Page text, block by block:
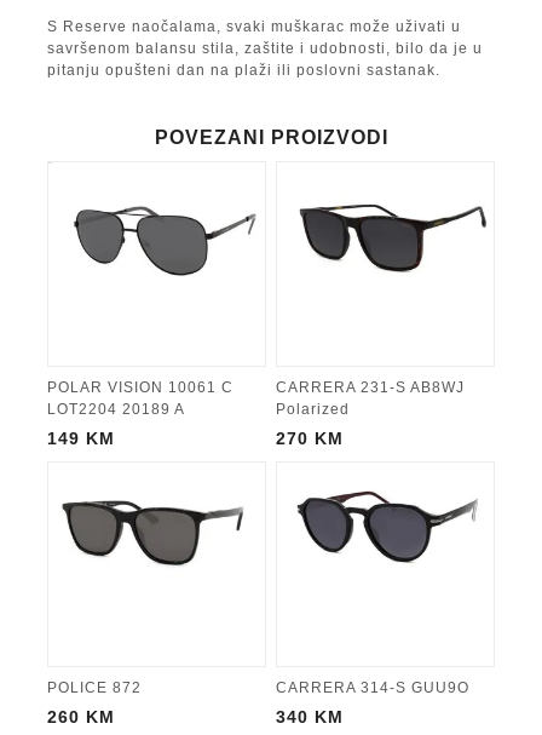
S Reserve naočalama, svaki muškarac može uživati u
savršenom balansu stila, zaštite i udobnosti, bilo da je u
pitanju opušteni dan na plaži ili poslovni sastanak.
POVEZANI PROIZVODI
POLAR VISION 10061 C
LOT2204 20189 A
149 KM
CARRERA 231-S AB8WJ
Polarized
270 KM
POLICE 872
260 KM
CARRERA 314-S GUU9O
340 KM